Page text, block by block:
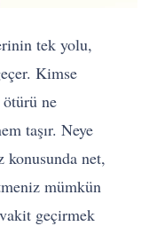
tek yolu,
Kimse
ötürü ne
taşır. Neye
konusunda net,
mümkün
geçirmek